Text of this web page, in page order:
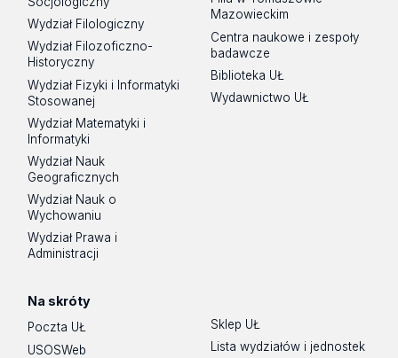
Wydział Filologiczny
Wydział Filozoficzno-
Historyczny
Wydział Fizyki i Informatyki
Stosowanej
Wydział Matematyki i
Informatyki
Wydział Nauk
Geograficznych
Wydział Nauk o
Wychowaniu
Wydział Prawa i
Administracji
Mazowieckim
Centra naukowe i zespoły
badawcze
Biblioteka UŁ
Wydawnictwo UŁ
Na skróty
Poczta UŁ
USOSWeb
Sklep UŁ
Lista wydziałów i jednostek